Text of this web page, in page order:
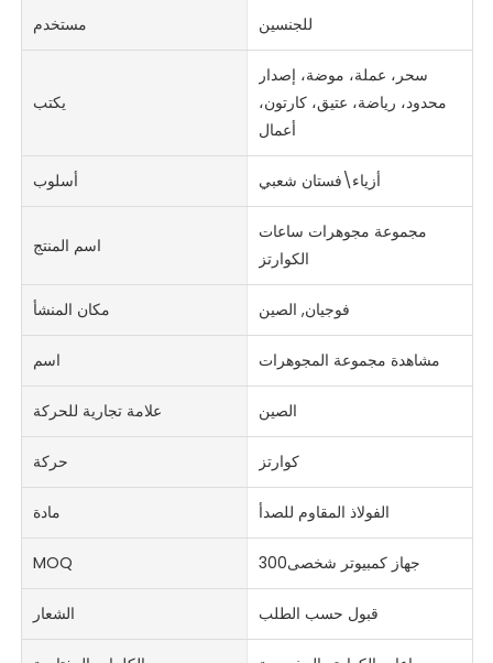
مستخدم للجنسين
يكتب
سحر، عملة، موضة، إصدار
محدود، رياضة، عتيق، كارتون،
أعمال
أسلوب أزياء\فستان شعبي
اسم المنتج
مجموعة مجوهرات ساعات
الكوارتز
مكان المنشأ فوجيان, الصين
اسم مشاهدة مجموعة المجوهرات
علامة تجارية للحركة الصين
حركة كوارتز
مادة الفولاذ المقاوم للصدأ
MOQ جهاز كمبيوتر شخصى300
الشعار قبول حسب الطلب